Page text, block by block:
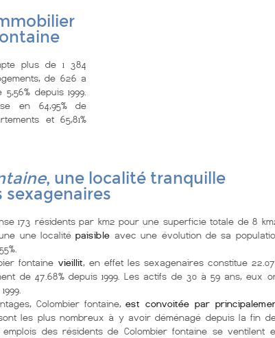
plus de 1 384
de 626 a
depuis 1999.
en 64,95% de
et 65,81%
, une localité tranquille
sexagenaires
173 résidents par km2 pour une superficie totale de 8
une localitépaisible avec une évolution de sa
fontainevieillit, en effet les sexagenaires constitue
de 47.68% depuis 1999. Les actifs de 30 à 59 ans, eux
Colombier fontaine,est convoitée par
les plus nombreux à y avoir déménagé depuis la fin
des résidents de Colombier fontaine se ventilent